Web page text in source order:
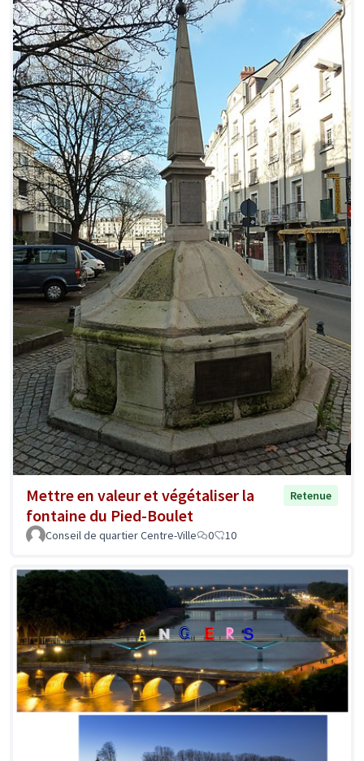
Mettre en valeur et végétaliser la
fontaine du Pied-Boulet
Retenue
Conseil de quartier Centre-Ville 0 10